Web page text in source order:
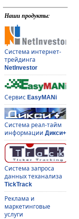
Наши продукты:
Система интернет-
трейдинга
NetInvestor
Сервис EasyMANi
Система реал-тайм
информации Дикси+
Система запроса
данных теханализа
TickTrack
Реклама и
маркетинговые
услуги